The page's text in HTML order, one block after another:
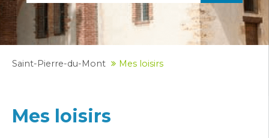
Saint-Pierre-du-Mont Mes loisirs
Mes loisirs